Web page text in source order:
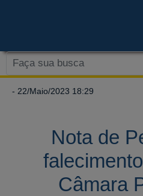
- 22/Maio/2023 18:29
Nota de
Câmara